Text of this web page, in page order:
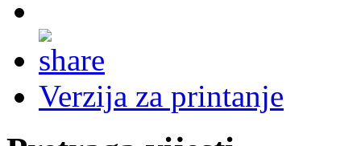
Verzija za printanje